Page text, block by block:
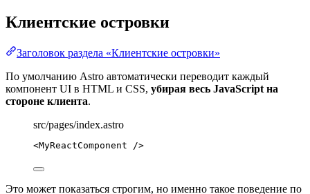
Клиентские островки
Заголовок раздела «Клиентские островки»
По умолчанию Astro автоматически переводит каждый
компонент UI в HTML и CSS, убирая весь JavaScript на
стороне клиента.
src/pages/index.astro
<MyReactComponent />
Это может показаться строгим, но именно такое поведение по